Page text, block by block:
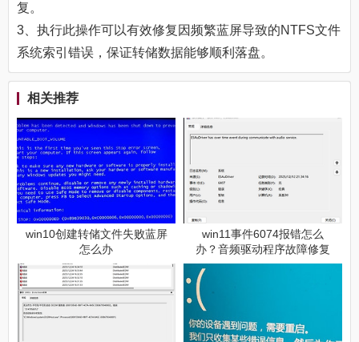
复。
3、执行此操作可以有效修复因频繁蓝屏导致的NTFS文件
系统索引错误，保证转储数据能够顺利落盘。
相关推荐
win10创建转储文件失败蓝屏
怎么办
win11事件6074报错怎么
办？音频驱动程序故障修复
教程